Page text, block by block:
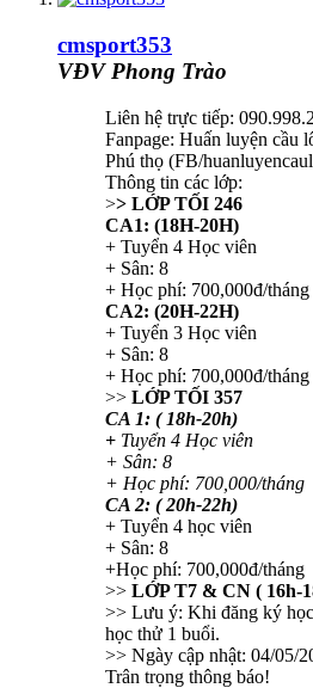
cmsport353
VĐV Phong Trào
Liên hệ trực tiếp:
Fanpage: Huấn luyện cầu
Phú thọ (FB/
Thông tin các lớp:
>> LỚP TỐI 246
CA1: (18H-20H)
+ Tuyển 4 Học viên
+ Sân: 8
+ Học phí: 700,000đ/tháng
CA2: (20H-22H)
+ Tuyển 3 Học viên
+ Sân: 8
+ Học phí: 700,000đ/tháng
>> LỚP TỐI 357
CA 1: ( 18h-20h)
+ Tuyển 4 Học viên
+ Sân: 8
+ Học phí: 700,000/tháng
CA 2: ( 20h-22h)
+ Tuyển 4 học viên
+ Sân: 8
+Học phí: 700,000đ/tháng
>> LỚP T7 & CN ( 16h-
>> Lưu ý: Khi đăng ký
học thử 1 buổi.
>> Ngày cập nhật: 04/05/
Trân trọng thông báo!